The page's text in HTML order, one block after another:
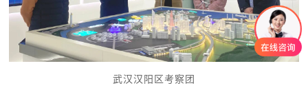
武汉汉阳区考察团